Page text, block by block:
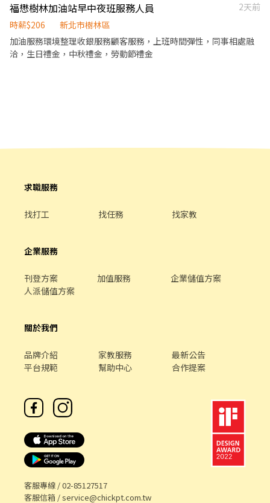
維持商品陳列整齊完整。 * 門市環境清潔與設備維護，包含地面、
貨架、用餐區、櫥窗及廁所等區域清潔。 * 收銀結帳、現金管理及
發票開立，提供親切且有效率的顧客服務。 * 協助操作 ibon 多媒體
事務機，處理繳費、取票、列印、寄件及其他便民服務。 * 包裹收
福懋樹林加油站早中夜班服務人員
2天前
時薪$206
新北市樹林區
加油服務環境整理收銀服務顧客服務，上班時間彈性，同事相處融
洽，生日禮金，中秋禮金，勞動節禮金
求職服務
找打工 找任務 找家教
企業服務
刊登方案 加值服務
企業儲值方案
人派儲值方案
關於我們
品牌介紹 家教服務
最新公告
平台規範
幫助中心 合作提案
客服專線 /02-85127517
客服信箱 /service@chickpt.com.tw